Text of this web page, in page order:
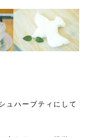
ュハーブティにして